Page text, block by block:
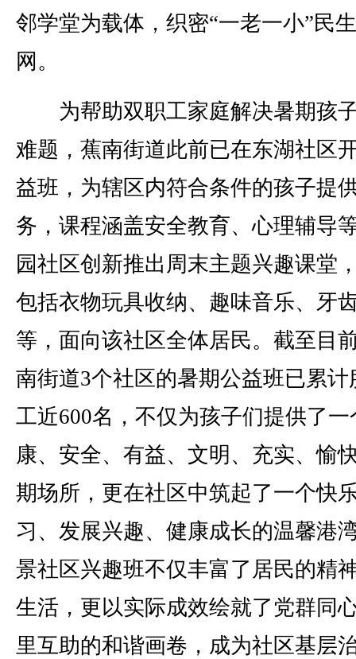
邻学堂为载体，织密“一老一小”民
网。
为帮助双职工家庭解决暑期孩
难题，蕉南街道此前已在东湖社区
益班，为辖区内符合条件的孩子提
务，课程涵盖安全教育、心理辅导
园社区创新推出周末主题兴趣课堂
包括衣物玩具收纳、趣味音乐、牙
等，面向该社区全体居民。截至目
南街道3个社区的暑期公益班已累计
工近600名，不仅为孩子们提供了一
康、安全、有益、文明、充实、愉
期场所，更在社区中筑起了一个快
习、发展兴趣、健康成长的温馨港
景社区兴趣班不仅丰富了居民的精
生活，更以实际成效绘就了党群同
里互助的和谐画卷，成为社区基层